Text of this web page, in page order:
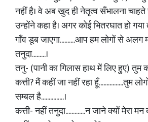
नहीं है। वे अब खुद ही नेतृत्व सँभालना चाहते
उन्होंने कहा है। अगर कोई भितरघात हो गया
गाँव डूब जाएगा..........आप हम लोगों से अलग
तनुदा.........।
तनु- (पानी का गिलास हाथ में लिए हुए) तुम
कत्ती? मैं कहीं जा नहीं रहा हूँ................तुम
सम्बल है...............।
कत्ती- नहीं तनुदा.............न जाने क्यों मेरा